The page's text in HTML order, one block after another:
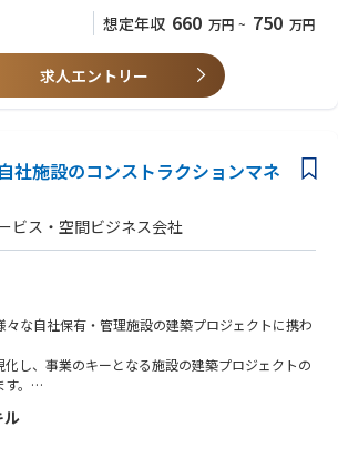
業効率化
衝
想定年収 660 万円 ~ 750 万円
求人エントリー
社施設のコンストラクションマネ
ビス・空間ビジネス会社
な自社保有・管理施設の建築プロジェクトに携わ
化し、事業のキーとなる施設の建築プロジェクトの
。
ジメント、評価
ロジェクトマネジャー
ル